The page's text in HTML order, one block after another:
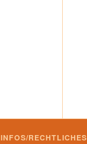
INFOS/RECHTLICHES